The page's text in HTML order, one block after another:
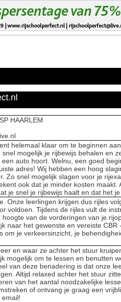
HAARLEM
helemaal klaar om te beginnen
mogelijk je rijbewijs behalen en
auto hoort. Welnu, een goed
adres! Wij hebben een hoog
Zo snel mogelijk slagen voor je
ook dat je minder kosten maakt.
je snel je rijbewijs haalt en dat het
Onze leerlingen krijgen dus rijles
voldoen. Tijdens de rijles vult de
van de vorderingen van je
naar het gewenste en vereiste
om je verkeersinzicht, je
en waar ze achter het stuur
mogelijk om te lessen en benutten
van deze benadering is dat onze
Altijd relaxed achter het stuur
van het aantal noodzakelijke
of ontvang je graag een